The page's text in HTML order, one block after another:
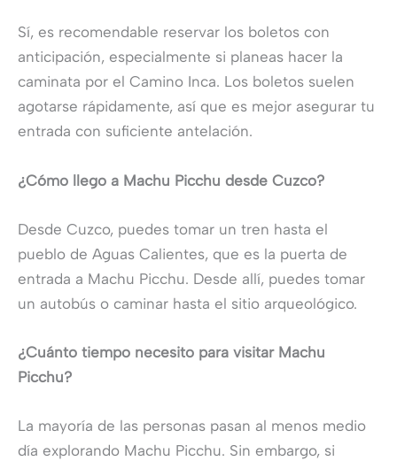
Sí, es recomendable reservar los boletos con
anticipación, especialmente si planeas hacer la
caminata por el Camino Inca. Los boletos suelen
agotarse rápidamente, así que es mejor asegurar tu
entrada con suficiente antelación.
¿Cómo llego a Machu Picchu desde Cuzco?
Desde Cuzco, puedes tomar un tren hasta el
pueblo de Aguas Calientes, que es la puerta de
entrada a Machu Picchu. Desde allí, puedes tomar
un autobús o caminar hasta el sitio arqueológico.
¿Cuánto tiempo necesito para visitar Machu
Picchu?
La mayoría de las personas pasan al menos medio
día explorando Machu Picchu. Sin embargo, si